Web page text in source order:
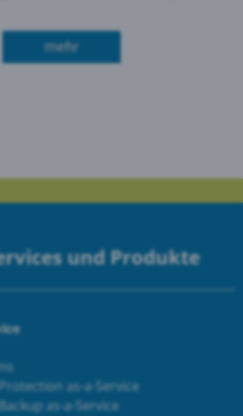
mehrüber Aktion "Start ins
und Produkte
as-a-Service
as-a-Service